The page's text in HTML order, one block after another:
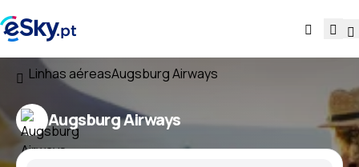
Linhas aéreasAugsburg Airways
Augsburg Airways